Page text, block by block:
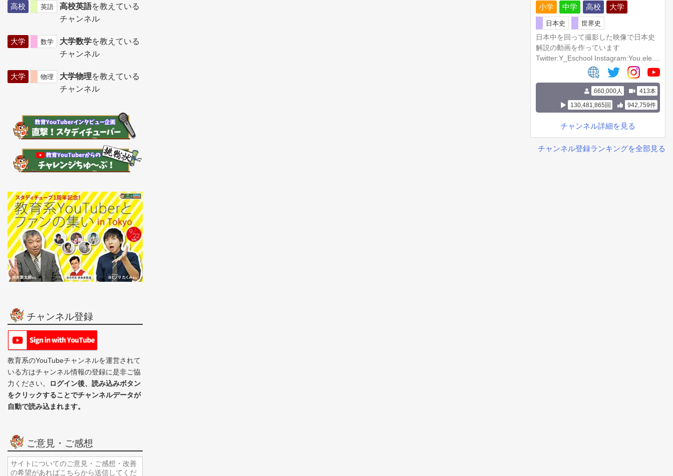
小学 中学 高校 大学
日本史
世界史
日本中を回って撮影した映像で日本史
解説の動画を作っています
Twitter:Y_Eschool Instagram:You.ele....
660,000人
413本
130,481,865回
942,759件
チャンネル詳細を見る
チャンネル登録ランキングを全部見る
高校 英語 高校英語を教えている
チャンネル
大学 数学 大学数学を教えている
チャンネル
大学 物理 大学物理を教えている
チャンネル
チャンネル登録
教育系のYouTubeチャンネルを運営されて
いる方はチャンネル情報の登録に是非ご協
力ください。
ログイン後、読み込みボタン
をクリックすることでチャンネルデータが
自動で読み込まれます。
ご意見・ご感想